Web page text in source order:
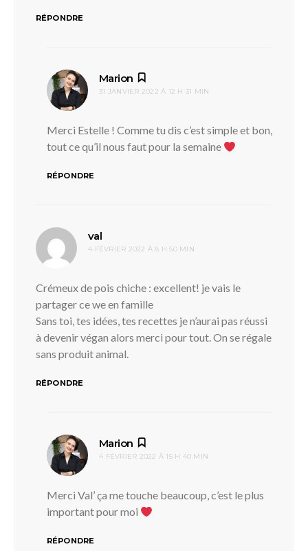
RÉPONDRE
Marion
31 JANVIER 2022 À 12 H 31 MIN
Merci Estelle ! Comme tu dis c’est simple et bon,
tout ce qu’il nous faut pour la semaine
RÉPONDRE
val
4 FÉVRIER 2022 À 8 H 50 MIN
Crémeux de pois chiche : excellent! je vais le
partager ce we en famille
Sans toi, tes idées, tes recettes je n’aurai pas réussi
à devenir végan alors merci pour tout. On se régale
sans produit animal.
RÉPONDRE
Marion
4 FÉVRIER 2022 À 15 H 40 MIN
Merci Val’ ça me touche beaucoup, c’est le plus
important pour moi
RÉPONDRE